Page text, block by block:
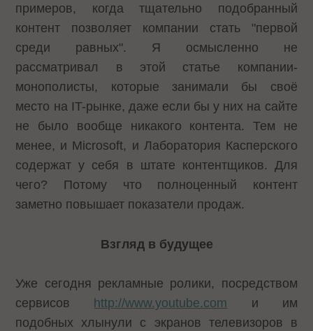
примеров, когда тщательно подобранный
контент позволяет компании стать "первой
среди равных". Я осмысленно не
рассматривал в этой статье компании-
монополисты, которые занимали бы своё
место на IT-рынке, даже если бы у них на сайте
не было вообще никакого контента. Тем не
менее, и Microsoft, и Лаборатория Касперского
содержат у себя в штате контентщиков. Для
чего? Потому что полноценный контент
заметно повышает показатели продаж.
Взгляд в будущее
Уже сегодня рекламные ролики, посредством
сервисов
http://www.youtube.com и им
подобных хлынули с экранов телевизоров в